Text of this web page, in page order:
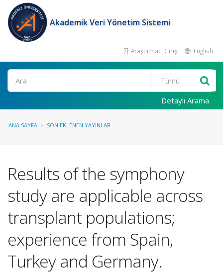
Akademik Veri Yönetim Sistemi
Araştırmacı Girişi English
Ara
Detaylı Arama
ANA SAYFA SON EKLENEN YAYINLAR
Results of the symphony
study are applicable across
transplant populations;
experience from Spain,
Turkey and Germany.